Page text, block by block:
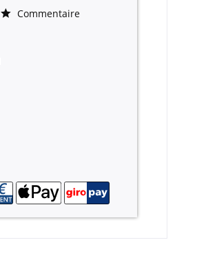
Commentaire